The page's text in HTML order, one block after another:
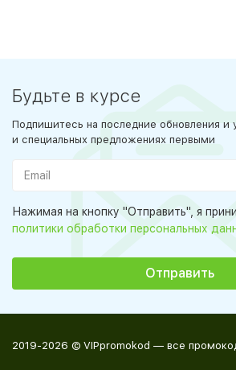
Будьте в курсе
Подпишитесь на последние обновления и
и специальных предложениях первыми
Нажимая на кнопку "Отправить", я
политики обработки персональных
2019-2026 © VIPpromokod — все